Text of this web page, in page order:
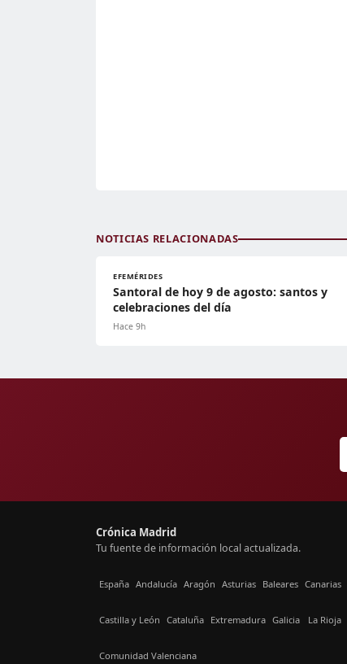
NOTICIAS RELACIONADAS
EFEMÉRIDES
Santoral de hoy 9 de agosto: santos y
celebraciones del día
Hace 9h
Crónica Madrid
Tu fuente de información local actualizada.
España Andalucía Aragón Asturias Baleares Canarias
Castilla y León Cataluña Extremadura Galicia La Rioja
Comunidad Valenciana